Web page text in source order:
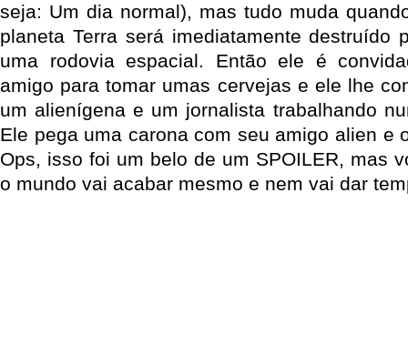
seja: Um dia normal), mas tudo muda
planeta Terra será imediatamente destruído
uma rodovia espacial. Então ele é
amigo para tomar umas cervejas e ele lhe
um alienígena e um jornalista trabalhando
Ele pega uma carona com seu amigo alien e
Ops, isso foi um belo de um SPOILER, mas
o mundo vai acabar mesmo e nem vai dar